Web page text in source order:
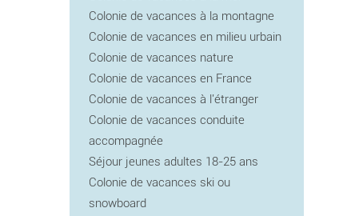
Colonie de vacances à la montagne
Colonie de vacances en milieu urbain
Colonie de vacances nature
Colonie de vacances en France
Colonie de vacances à l'étranger
Colonie de vacances conduite
accompagnée
Séjour jeunes adultes 18-25 ans
Colonie de vacances ski ou
snowboard